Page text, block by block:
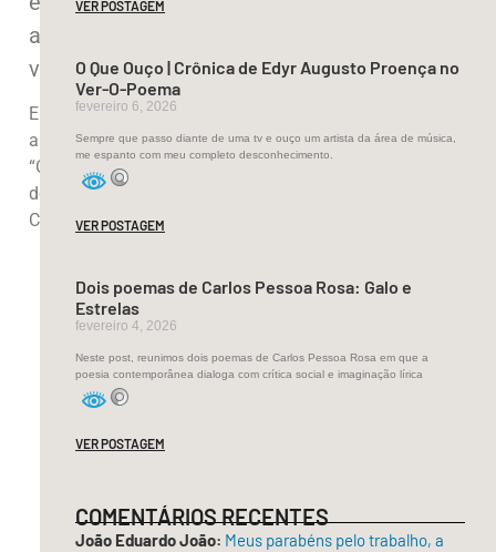
assim
vai…”
Eis
a
“Organização
do
Caos”!
VER POSTAGEM
O Que Ouço | Crônica de Edyr Augusto Proença no
Ver-O-Poema
fevereiro 6, 2026
Sempre que passo diante de uma tv e ouço um artista da área de música,
me espanto com meu completo desconhecimento.
VER POSTAGEM
Dois poemas de Carlos Pessoa Rosa: Galo e
Estrelas
fevereiro 4, 2026
Neste post, reunimos dois poemas de Carlos Pessoa Rosa em que a
poesia contemporânea dialoga com crítica social e imaginação lírica
VER POSTAGEM
COMENTÁRIOS RECENTES
João Eduardo João: Meus parabéns pelo trabalho, a